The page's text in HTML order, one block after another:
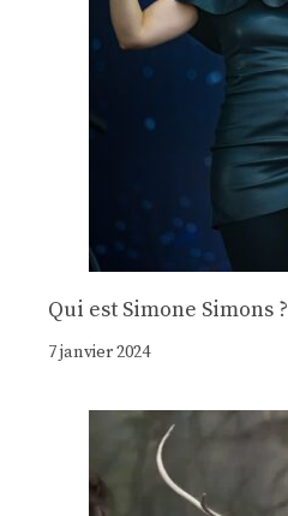
Qui est Simone Simons ?
7 janvier 2024